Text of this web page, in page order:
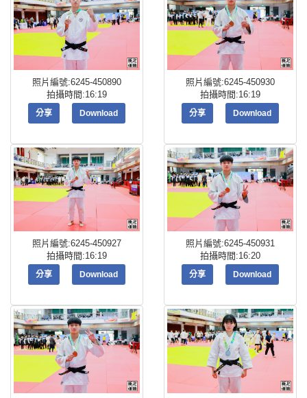
照片編號:6245-450890
拍攝時間:16:19
分享 Download
照片編號:6245-450930
拍攝時間:16:19
分享 Download
照片編號:6245-450927
拍攝時間:16:19
分享 Download
照片編號:6245-450931
拍攝時間:16:20
分享 Download